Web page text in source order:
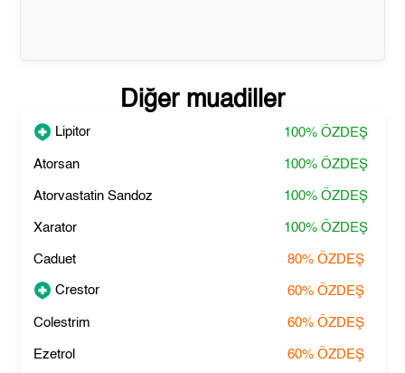
Diğer muadiller
Lipitor 100% ÖZDEŞ
Atorsan 100% ÖZDEŞ
Atorvastatin Sandoz 100% ÖZDEŞ
Xarator 100% ÖZDEŞ
Caduet 80% ÖZDEŞ
Crestor 60% ÖZDEŞ
Colestrim 60% ÖZDEŞ
Ezetrol 60% ÖZDEŞ